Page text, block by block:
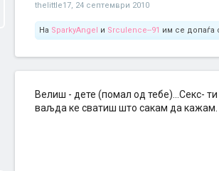
thelittle17, 24 септември 2010
На SparkyAngel и Srculence--91 им се допаѓа
Велиш - дете (помал од тебе)...Секс-
ваљда ке сватиш што сакам да кажам.